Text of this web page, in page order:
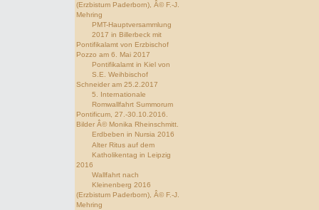
(Erzbistum Paderborn), Â© F.-J.
Mehring
PMT-Hauptversammlung
2017 in Billerbeck mit
Pontifikalamt von Erzbischof
Pozzo am 6. Mai 2017
Pontifikalamt in Kiel von
S.E. Weihbischof
Schneider am 25.2.2017
5. Internationale
Romwallfahrt Summorum
Pontificum, 27.-30.10.2016.
Bilder Â© Monika Rheinschmitt.
Erdbeben in Nursia 2016
Alter Ritus auf dem
Katholikentag in Leipzig
2016
Wallfahrt nach
Kleinenberg 2016
(Erzbistum Paderborn), Â© F.-J.
Mehring